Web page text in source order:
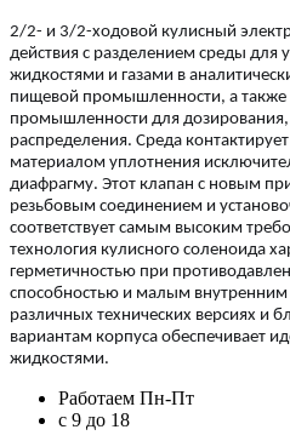
2/2- и 3/2-ходовой кулисный
действия с разделением среды для
жидкостями и газами в
пищевой промышленности, а также
промышленности для
распределения. Среда
материалом уплотнения
диафрагму. Этот клапан с новым
резьбовым соединением и
соответствует самым высоким
технология кулисного соленоида
герметичностью при
способностью и малым
различных технических версиях и
вариантам корпуса обеспечивает
жидкостями.
Работаем Пн-Пт
c 9 до 18